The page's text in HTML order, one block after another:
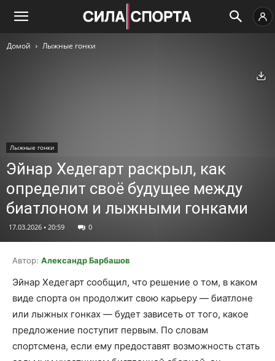
Домой Лыжные гонки
Лыжные гонки
Эйнар Хедегарт раскрыл, как
определит своё будущее между
биатлоном и лыжными гонками
17.03.2026 • 20:59 0
Автор: Александр Барбашов
Эйнар Хедегарт сообщил, что решение о том, в каком
виде спорта он продолжит свою карьеру — биатлоне
или лыжных гонках — будет зависеть от того, какое
предложение поступит первым. По словам
спортсмена, если ему предоставят возможность стать